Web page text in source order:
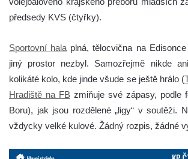
předsedy KVS (čtyřky).
Sportovní hala plná, tělocvična na
jiný prostor nezbyl. Samozřejmě nikde
kolikáté kolo, kde jinde všude se ještě hrálo (
Hradiště na FB zmiňuje své zápasy, podle
Boru), jak jsou rozdělené „ligy“ v soutěži.
vždycky velké kulové. Žádný rozpis, žádné